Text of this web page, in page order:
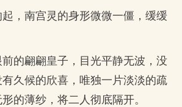
，南宫灵的身形微微一僵，缓缓
的翩翩皇子，目光平静无波，没
久候的欣喜，唯独一片淡淡的疏
的薄纱，将二人彻底隔开。